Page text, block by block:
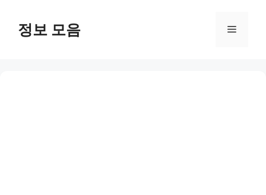
content정보 모음 Menu